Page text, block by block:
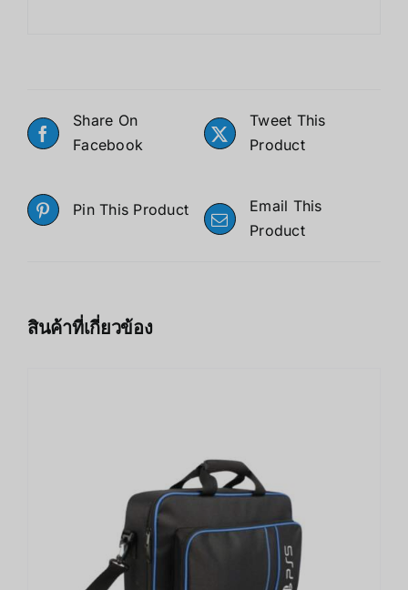
Share On
Facebook
Tweet This
Product
Pin This Product
Email This
Product
สินค้าที่เกี่ยวข้อง